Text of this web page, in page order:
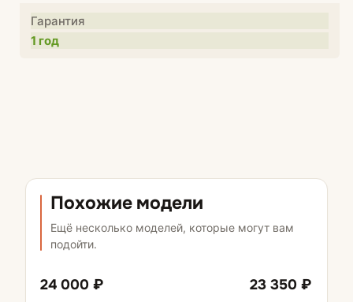
Гарантия
1 год
Похожие модели
Ещё несколько моделей, которые могут вам
подойти.
24 000 ₽ 23 350 ₽